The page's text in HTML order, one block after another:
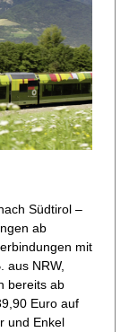
Südtirol –
ab
mit
aus NRW,
bereits ab
Euro auf
und Enkel